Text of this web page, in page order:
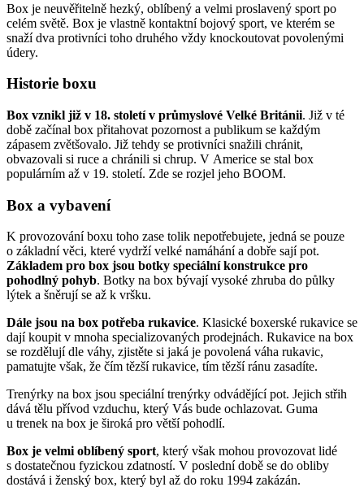
Box je neuvěřitelně hezký, oblíbený a velmi proslavený sport po
celém světě. Box je vlastně kontaktní bojový sport, ve kterém se
snaží dva protivníci toho druhého vždy knockoutovat povolenými
údery.
Historie boxu
Box vznikl již v 18. století v průmyslové Velké Británii. Již v té
době začínal box přitahovat pozornost a publikum se každým
zápasem zvětšovalo. Již tehdy se protivníci snažili chránit,
obvazovali si ruce a chránili si chrup. V Americe se stal box
populárním až v 19. století. Zde se rozjel jeho BOOM.
Box a vybavení
K provozování boxu toho zase tolik nepotřebujete, jedná se pouze
o základní věci, které vydrží velké namáhání a dobře sají pot.
Základem pro box jsou botky speciální konstrukce pro
pohodlný pohyb. Botky na box bývají vysoké zhruba do půlky
lýtek a šněrují se až k vršku.
Dále jsou na box potřeba rukavice. Klasické boxerské rukavice se
dají koupit v mnoha specializovaných prodejnách. Rukavice na box
se rozdělují dle váhy, zjistěte si jaká je povolená váha rukavic,
pamatujte však, že čím tězší rukavice, tím tězší ránu zasadíte.
Trenýrky na box jsou speciální trenýrky odvádějící pot. Jejich střih
dává tělu přívod vzduchu, který Vás bude ochlazovat. Guma
u trenek na box je široká pro větší pohodlí.
Box je velmi oblíbený sport, který však mohou provozovat lidé
s dostatečnou fyzickou zdatností. V poslední době se do obliby
dostává i ženský box, který byl až do roku 1994 zakázán.